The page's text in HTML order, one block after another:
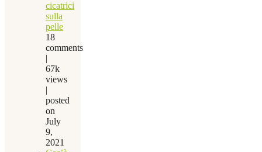
cicatrici
sulla
pelle
18
comments
|
67k
views
|
posted
on
July
9,
2021